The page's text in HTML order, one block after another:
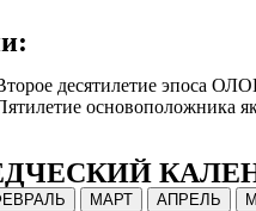
десятилетие эпоса
основоположника
МАРТ АПРЕЛЬ